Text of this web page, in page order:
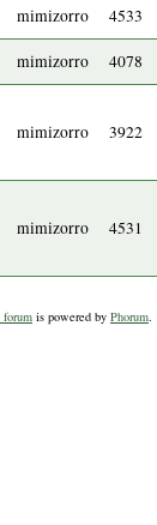
mimizorro 4533
mimizorro 4078
mimizorro 3922
mimizorro 4531
is powered by Phorum.